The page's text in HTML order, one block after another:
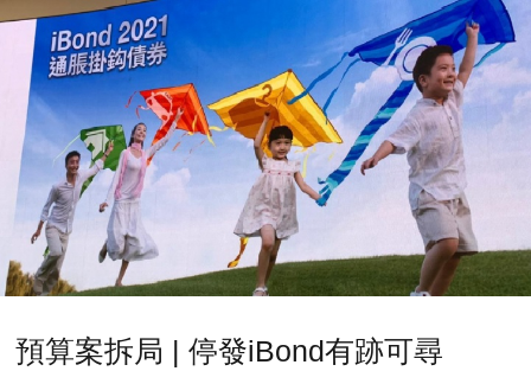
預算案拆局 | 停發iBond有跡可尋